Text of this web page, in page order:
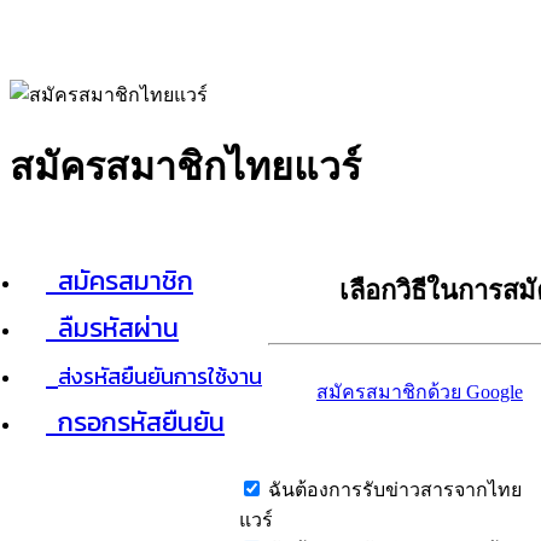
สมัครสมาชิกไทยแวร์
สมัครสมาชิก
ลืมรหัสผ่าน
ส่งรหัสยืนยันการใช้งาน
กรอกรหัสยืนยัน
เลือกวิธีในการส
สมัครสมาชิกด้วย Google
ฉันต้องการรับข่าวสารจากไทย
แวร์